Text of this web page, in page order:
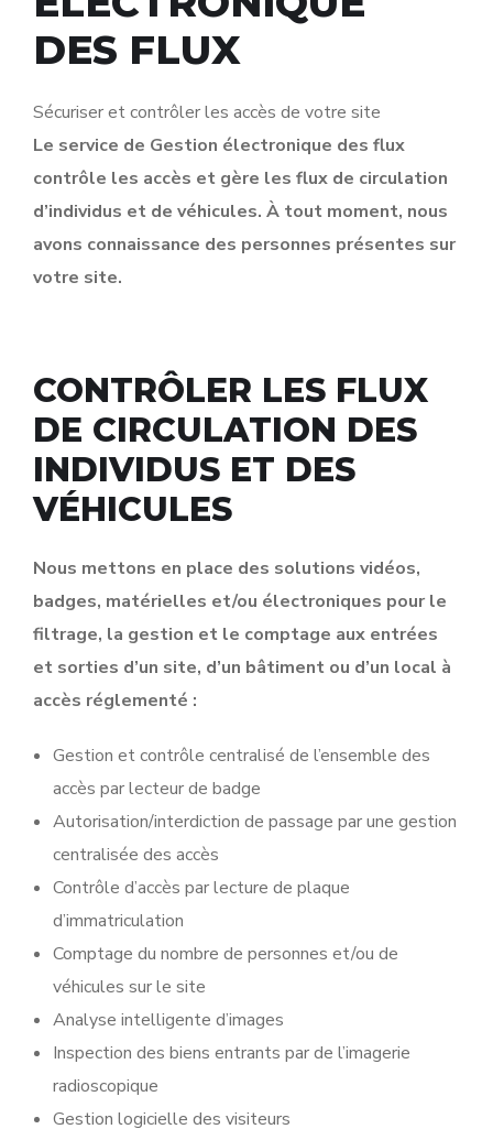
DES FLUX
Sécuriser et contrôler les accès de votre site
Le service de Gestion électronique des flux
contrôle les accès et gère les flux de circulation
d’individus et de véhicules. À tout moment, nous
avons connaissance des personnes présentes sur
votre site.
CONTRÔLER LES FLUX
DE CIRCULATION DES
INDIVIDUS ET DES
VÉHICULES
Nous mettons en place des solutions vidéos,
badges, matérielles et/ou électroniques pour le
filtrage, la gestion et le comptage aux entrées
et sorties d’un site, d’un bâtiment ou d’un local à
accès réglementé :
Gestion et contrôle centralisé de l’ensemble des
accès par lecteur de badge
Autorisation/interdiction de passage par une gestion
centralisée des accès
Contrôle d’accès par lecture de plaque
d’immatriculation
Comptage du nombre de personnes et/ou de
véhicules sur le site
Analyse intelligente d’images
Inspection des biens entrants par de l’imagerie
radioscopique
Gestion logicielle des visiteurs